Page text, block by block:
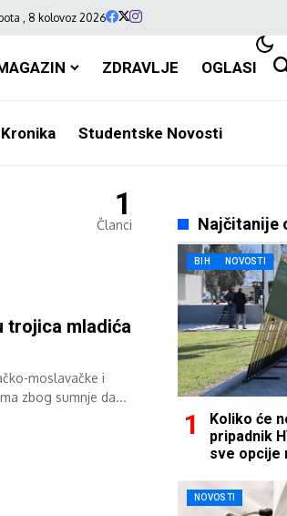
, 8 kolovoz 2026
ZDRAVLJE OGLASI
Studentske Novosti
1
Članci
trojica mladića
moslavačke i
zbog sumnje da...
Najčitanije
BIH NOVOSTI
Koliko će
pripadnik
sve opcije
NOVOSTI